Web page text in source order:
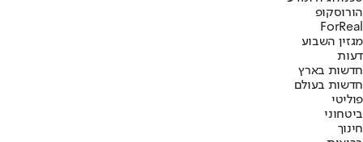
הורוסקופ
ForReal
מגזין השבוע
דעות
חדשות בארץ
חדשות בעולם
פוליטי
ביטחוני
חינוך